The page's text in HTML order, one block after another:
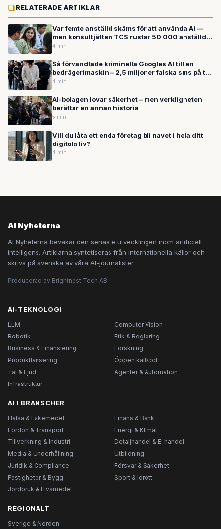
RELATERADE ARTIKLAR
Var femte anställd skäms för att använda AI —
men konsultjätten TCS rustar 50 000 anställda
med AI-verktyget Claude
4 min
Så förvandlade kriminella Googles AI till en
bedrägerimaskin – 2,5 miljoner falska sms på två
veckor
4 min
AI-bolagen lovar säkerhet – men verkligheten
berättar en annan historia
5 min
Vill du låta ett enda företag bli navet i hela ditt
digitala liv?
4 min
AI Nyheterna
AI Nyheterna bevakar den senaste utvecklingen inom artificiell
intelligens. Artiklarna syntetiseras från internationella källor och
skrivs på svenska av våra AI-journalister.
Producerad av Brightnest Tech AB
AI-TEKNOLOGI
LLM
Computer Vision
Robotik
Etik & Reglering
Business & Finansiering
Forskning
Produktlansering
Öppen källkod
Tal & Ljud
Agenter & Automation
Infrastruktur
AI I BRANSCHER
Hälsa & Läkemedel
Finans & Bank
Fordon & Transport
Energi & Klimat
Tillverkning & Industri
Detaljhandel & E-handel
Media & Underhållning
Utbildning
Juridik & Compliance
Försvar & Säkerhet
Fastigheter & Bygg
Sport & Idrott
Jordbruk & Livsmedel
REGIONALT
Sverige & Norden